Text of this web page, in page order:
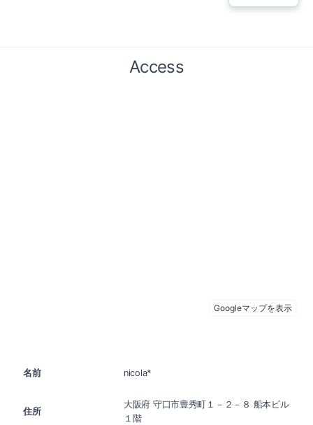
Access
名前 nicola*
住所
大阪府 守口市豊秀町１－２－８ 船本ビル
１階